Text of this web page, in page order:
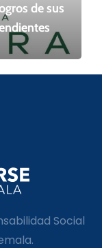
de sus
Social